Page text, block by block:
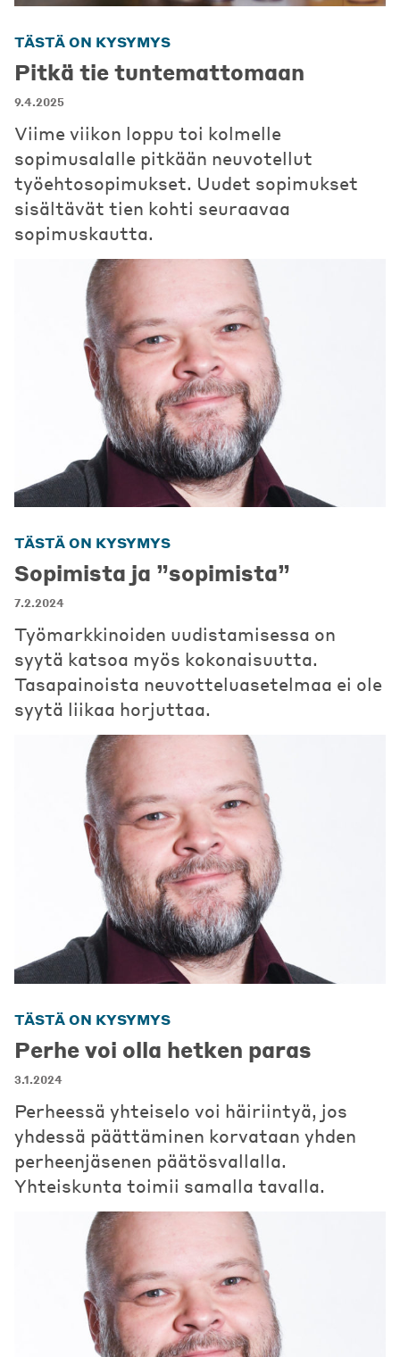
TÄSTÄ ON KYSYMYS
Pitkä tie tuntemattomaan
9.4.2025
Viime viikon loppu toi kolmelle
sopimusalalle pitkään neuvotellut
työehtosopimukset. Uudet sopimukset
sisältävät tien kohti seuraavaa
sopimuskautta.
TÄSTÄ ON KYSYMYS
Sopimista ja ”sopimista”
7.2.2024
Työmarkkinoiden uudistamisessa on
syytä katsoa myös kokonaisuutta.
Tasapainoista neuvotteluasetelmaa ei ole
syytä liikaa horjuttaa.
TÄSTÄ ON KYSYMYS
Perhe voi olla hetken paras
3.1.2024
Perheessä yhteiselo voi häiriintyä, jos
yhdessä päättäminen korvataan yhden
perheenjäsenen päätösvallalla.
Yhteiskunta toimii samalla tavalla.